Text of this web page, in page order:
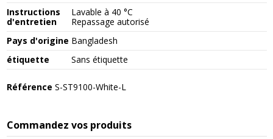
Instructions
d'entretien
Lavable à 40 °C
Repassage autorisé
Pays d'origine Bangladesh
étiquette
Sans étiquette
Référence S-ST9100-White-L
Commandez vos produits